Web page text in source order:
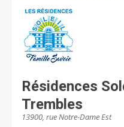
Résidences
Trembles
13900, rue Notre-Dame Est